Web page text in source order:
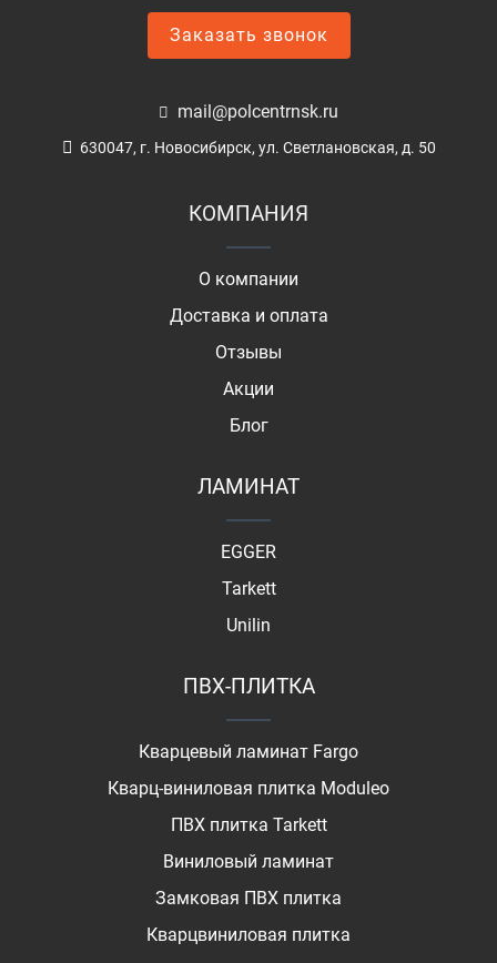
Заказать звонок
mail@polcentrnsk.ru
630047, г. Новосибирск, ул. Светлановская, д. 50
КОМПАНИЯ
О компании
Доставка и оплата
Отзывы
Акции
Блог
ЛАМИНАТ
EGGER
Tarkett
Unilin
ПВХ-ПЛИТКА
Кварцевый ламинат Fargo
Кварц-виниловая плитка Moduleo
ПВХ плитка Tarkett
Виниловый ламинат
Замковая ПВХ плитка
Кварцвиниловая плитка